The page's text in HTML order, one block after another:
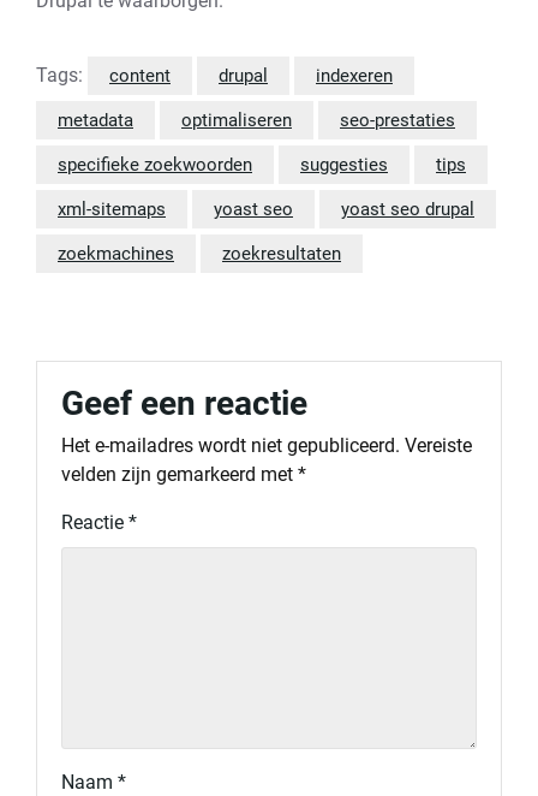
Tags: content drupal indexeren
metadata optimaliseren seo-prestaties
specifieke zoekwoorden suggesties tips
xml-sitemaps yoast seo yoast seo drupal
zoekmachines zoekresultaten
Geef een reactie
Het e-mailadres wordt niet gepubliceerd. Vereiste
velden zijn gemarkeerd met *
Reactie *
Naam *